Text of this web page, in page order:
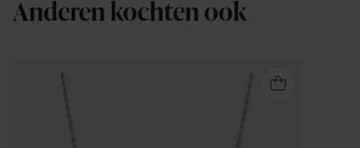
Anderen kochten ook